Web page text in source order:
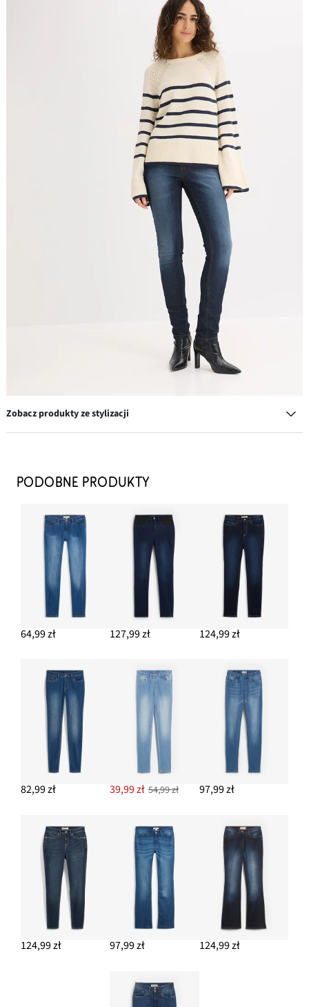
Zobacz produkty ze stylizacji
79,99 zł
Dżinsy ze stretchem skinny, mid waist
124,99 zł
DODAJ DO KOSZYKA
Jeansy ze stretchem o kroju bootcut i wysokim stanem
122,99 zł
59,99 zł
DODAJ DO KOSZYKA
Sweter z kontrastującymi paskami
54,99 zł
PODOBNE PRODUKTY
64,99 zł 127,99 zł 124,99 zł
82,99 zł 39,99 zł 54,99 zł 97,99 zł
124,99 zł 97,99 zł 124,99 zł